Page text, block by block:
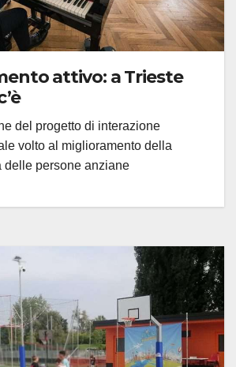
attivo: a Trieste
del progetto di interazione
volto al miglioramento della
delle persone anziane